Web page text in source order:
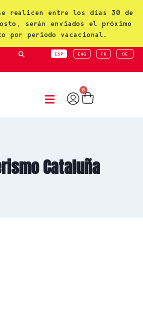
realicen entre los días 30 de
serán enviados el próximo
por periodo vacacional.
ESP ENG FR DE
0
Cataluña